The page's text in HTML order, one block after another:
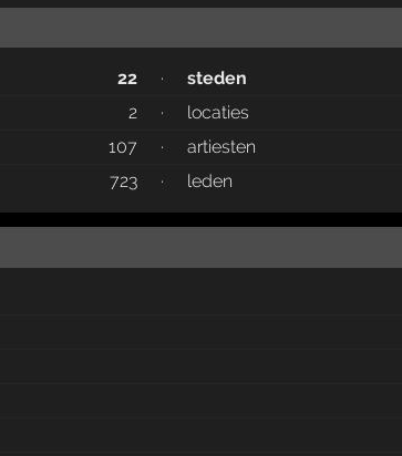
22 ·
steden
2
·
locaties
107
·
artiesten
723
· leden